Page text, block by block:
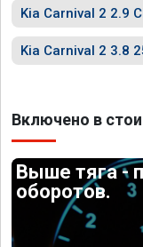
Kia Carnival 2 2.9
Kia Carnival 2 3.8
Включено в
Выше тяга -
оборотов.